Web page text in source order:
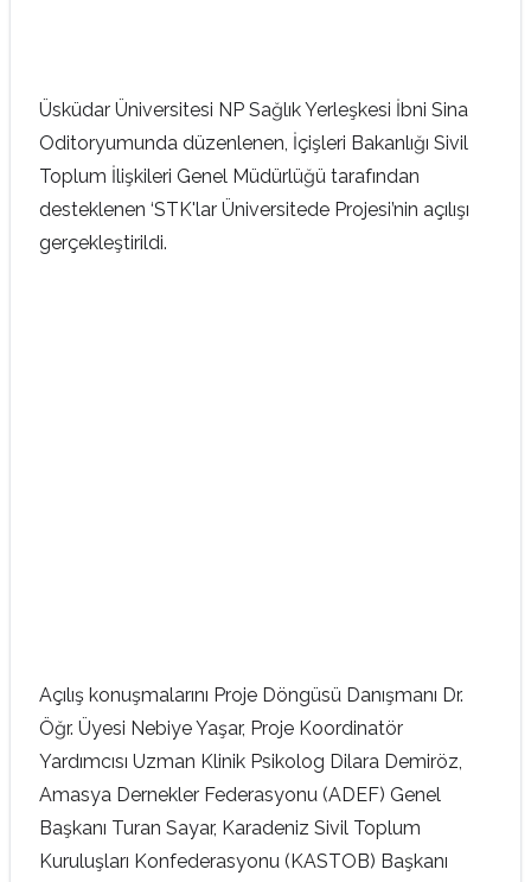
Üsküdar Üniversitesi NP Sağlık Yerleşkesi İbni Sina
Oditoryumunda düzenlenen, İçişleri Bakanlığı Sivil
Toplum İlişkileri Genel Müdürlüğü tarafından
desteklenen ‘STK'lar Üniversitede Projesi’nin açılışı
gerçekleştirildi.
Açılış konuşmalarını Proje Döngüsü Danışmanı Dr.
Öğr. Üyesi Nebiye Yaşar, Proje Koordinatör
Yardımcısı Uzman Klinik Psikolog Dilara Demiröz,
Amasya Dernekler Federasyonu (ADEF) Genel
Başkanı Turan Sayar, Karadeniz Sivil Toplum
Kuruluşları Konfederasyonu (KASTOB) Başkanı